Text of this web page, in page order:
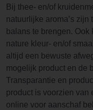
Bij thee- en/of
natuurlijke aroma’s
balans te brengen.
nature kleur- en/of
altijd een bewuste
mogelijk product en de
Transparantie en
product is voorzien van
online voor aanschaf